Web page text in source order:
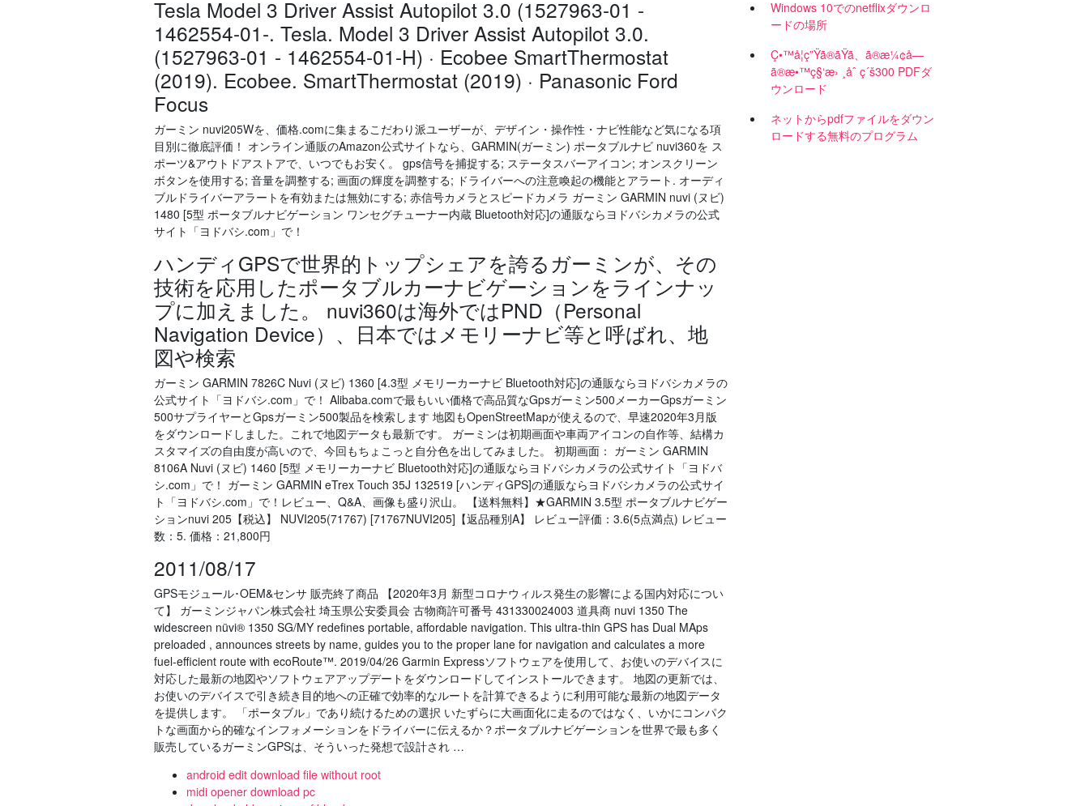
Tesla Model 3 Driver Assist Autopilot 3.0 (1527963-01 -
1462554-01-. Tesla. Model 3 Driver Assist Autopilot 3.0.
(1527963-01 - 1462554-01-H) · Ecobee SmartThermostat
(2019). Ecobee. SmartThermostat (2019) · Panasonic Ford
Focus
ガーミン nuvi205Wを、価格.comに集まるこだわり派ユーザーが、デザイン・操作性・ナビ性能など気になる項
目別に徹底評価！ オンライン通販のAmazon公式サイトなら、GARMIN(ガーミン) ポータブルナビ nuvi360を ス
ポーツ&アウトドアストアで、いつでもお安く。 gps信号を捕捉する; ステータスバーアイコン; オンスクリーン
ボタンを使用する; 音量を調整する; 画面の輝度を調整する; ドライバーへの注意喚起の機能とアラート. オーディ
ブルドライバーアラートを有効または無効にする; 赤信号カメラとスピードカメラ ガーミン GARMIN nuvi (ヌビ)
1480 [5型 ポータブルナビゲーション ワンセグチューナー内蔵 Bluetooth対応]の通販ならヨドバシカメラの公式
サイト「ヨドバシ.com」で！
ハンディGPSで世界的トップシェアを誇るガーミンが、その
技術を応用したポータブルカーナビゲーションをラインナッ
プに加えました。 nuvi360は海外ではPND（Personal
Navigation Device）、日本ではメモリーナビ等と呼ばれ、地
図や検索
ガーミン GARMIN 7826C Nuvi (ヌビ) 1360 [4.3型 メモリーカーナビ Bluetooth対応]の通販ならヨドバシカメラの
公式サイト「ヨドバシ.com」で！ Alibaba.comで最もいい価格で高品質なGpsガーミン500メーカーGpsガーミン
500サプライヤーとGpsガーミン500製品を検索します 地図もOpenStreetMapが使えるので、早速2020年3月版
をダウンロードしました。これで地図データも最新です。 ガーミンは初期画面や車両アイコンの自作等、結構カ
スタマイズの自由度が高いので、今回もちょこっと自分色を出してみました。 初期画面： ガーミン GARMIN
8106A Nuvi (ヌビ) 1460 [5型 メモリーカーナビ Bluetooth対応]の通販ならヨドバシカメラの公式サイト「ヨドバ
シ.com」で！ ガーミン GARMIN eTrex Touch 35J 132519 [ハンディGPS]の通販ならヨドバシカメラの公式サイ
ト「ヨドバシ.com」で！レビュー、Q&A、画像も盛り沢山。 【送料無料】★GARMIN 3.5型 ポータブルナビゲー
ションnuvi 205【税込】 NUVI205(71767) [71767NUVI205]【返品種別A】 レビュー評価：3.6(5点満点) レビュー
数：5. 価格：21,800円
2011/08/17
GPSモジュール･OEM&センサ 販売終了商品 【2020年3月 新型コロナウィルス発生の影響による国内対応につい
て】 ガーミンジャパン株式会社 埼玉県公安委員会 古物商許可番号 431330024003 道具商 nuvi 1350 The
widescreen nüvi® 1350 SG/MY redefines portable, affordable navigation. This ultra-thin GPS has Dual MAps
preloaded , announces streets by name, guides you to the proper lane for navigation and calculates a more
fuel-efficient route with ecoRoute™. 2019/04/26 Garmin Expressソフトウェアを使用して、お使いのデバイスに
対応した最新の地図やソフトウェアアップデートをダウンロードしてインストールできます。 地図の更新では、
お使いのデバイスで引き続き目的地への正確で効率的なルートを計算できるように利用可能な最新の地図データ
を提供します。 「ポータブル」であり続けるための選択 いたずらに大画面化に走るのではなく、いかにコンパク
トな画面から的確なインフォメーションをドライバーに伝えるか？ポータブルナビゲーションを世界で最も多く
販売しているガーミンGPSは、そういった発想で設計され …
android edit download file without root
midi opener download pc
Windows 10でのnetflixダウンロ
ードの場所
Ç•™å­¦ç”Ÿã®ãŸã、ã®æ¼¢å­—
ã®æ•™ç§‘æ› ¸åˆ ç´š300 PDFダ
ウンロード
ネットからpdfファイルをダウン
ロードする無料のプログラム